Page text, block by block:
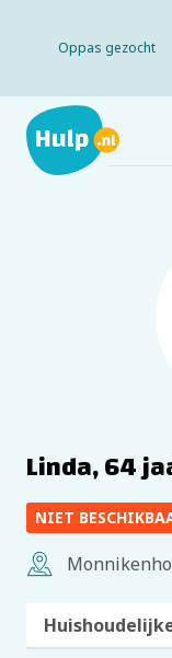
Oppas gezocht
Linda, 64
NIET